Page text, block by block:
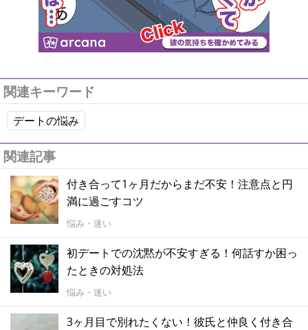
関連キーワード
デートの悩み
関連記事
付き合って1ヶ月だからまだ不安！注意点と円
満に過ごすコツ
悩み・迷い
初デートでの沈黙が不安すぎる！何話すか困っ
たときの対処法
悩み・迷い
3ヶ月目で別れたくない！彼氏と仲良く付き合